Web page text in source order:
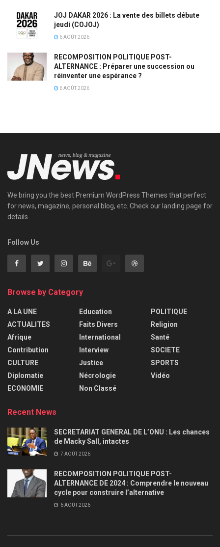
JOJ DAKAR 2026 : La vente des billets débute
jeudi (COJOJ)
6 AOÛT 2026
RECOMPOSITION POLITIQUE POST-
ALTERNANCE : Préparer une succession ou
réinventer une espérance ?
6 AOÛT 2026
We bring you the best Premium WordPress Themes that perfect
for news, magazine, personal blog, etc. Check our landing page for
details.
Follow Us
Browse by Category
A LA UNE
ACTUALITES
Afrique
Contribution
CULTURE
Diplomatie
ECONOMIE
Education
Faits Divers
International
Interview
Justice
Nécrologie
Non Classé
POLITIQUE
Religion
Santé
SOCIETE
SPORTS
Vidéo
Recent News
SECRETARIAT GENERAL DE L’ONU : Les chances
de Macky Sall, intactes
7 AOÛT 2026
RECOMPOSITION POLITIQUE POST-
ALTERNANCE DE 2024 : Comprendre le nouveau
cycle pour construire l’alternative
6 AOÛT 2026